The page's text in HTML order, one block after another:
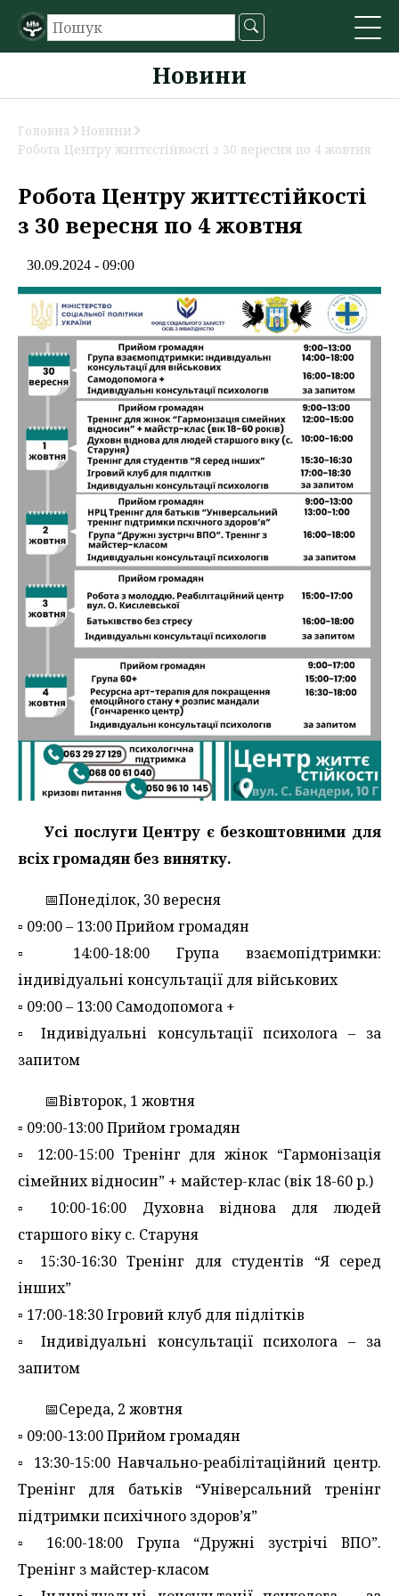
Новини
Головна
Новини
Робота Центру життєстійкості з 30 вересня по 4 жовтня
Робота Центру життєстійкості
з 30 вересня по 4 жовтня
30.09.2024 - 09:00
Усі послуги Центру є безкоштовними для
всіх громадян без винятку.
📅Понеділок, 30 вересня
▫️ 09:00 – 13:00 Прийом громадян
▫️ 14:00-18:00 Група взаємопідтримки:
індивідуальні консультації для військових
▫️ 09:00 – 13:00 Самодопомога +
▫️ Індивідуальні консультації психолога – за
запитом
📅Вівторок, 1 жовтня
▫️ 09:00-13:00 Прийом громадян
▫️ 12:00-15:00 Тренінг для жінок “Гармонізація
сімейних відносин” + майстер-клас (вік 18-60 р.)
▫️ 10:00-16:00 Духовна віднова для людей
старшого віку с. Старуня
▫️ 15:30-16:30 Тренінг для студентів “Я серед
інших”
▫️ 17:00-18:30 Ігровий клуб для підлітків
▫️ Індивідуальні консультації психолога – за
запитом
📅Середа, 2 жовтня
▫️ 09:00-13:00 Прийом громадян
▫️ 13:30-15:00 Навчально-реабілітаційний центр.
Тренінг для батьків “Універсальний тренінг
підтримки психічного здоров’я”
▫️ 16:00-18:00 Група “Дружні зустрічі ВПО”.
Тренінг з майстер-класом